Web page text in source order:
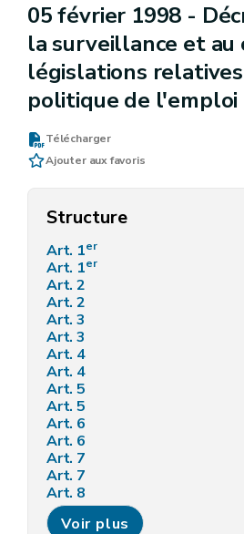
05 février 1998 -
la surveillance et
législations
politique de l'emploi
Télécharger
Ajouter aux favoris
Structure
Art. 1er
Art. 1er
Art. 2
Art. 2
Art. 3
Art. 3
Art. 4
Art. 4
Art. 5
Art. 5
Art. 6
Art. 6
Art. 7
Art. 7
Art. 8
Art. 8
Art. 9
Voir plus